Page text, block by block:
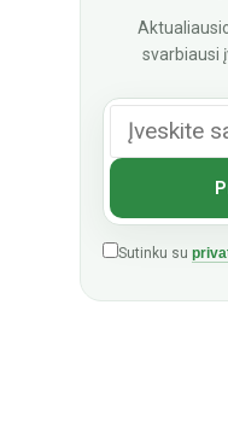
svarbiausi
Sutinku su